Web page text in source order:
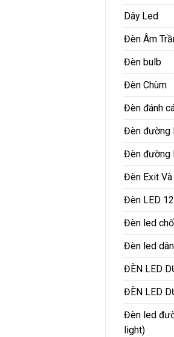
Dây Led
Đèn Âm
Đèn bulb
Đèn Chùm
Đèn đánh
Đèn đường
Đèn đường
Đèn Exit
Đèn LED
Đèn led
Đèn led
ĐÈN LED
ĐÈN LED
Đèn led
light)